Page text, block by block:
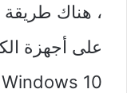
، هناك طريقة
على أجهزة
Windows 10 أو Mac أو Linux.